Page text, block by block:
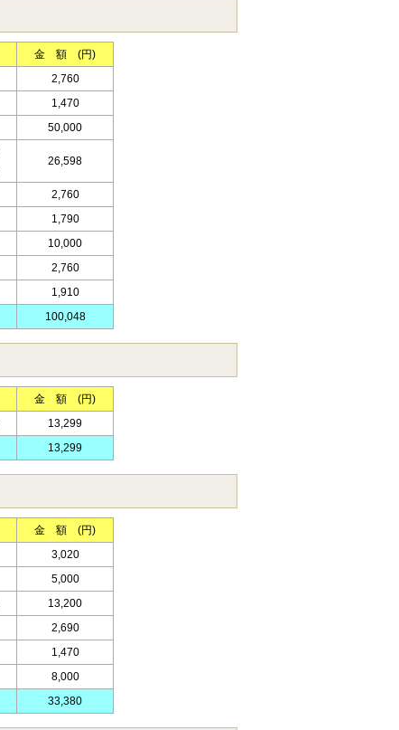
金 額 (円)
2,760
1,470
50,000
26,598
2,760
1,790
10,000
2,760
1,910
100,048
金 額 (円)
13,299
13,299
金 額 (円)
3,020
5,000
13,200
2,690
1,470
8,000
33,380